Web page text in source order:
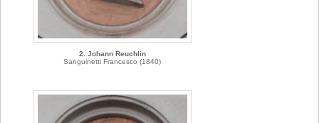
2. Johann Reuchlin
Sanguinetti Francesco (1840)